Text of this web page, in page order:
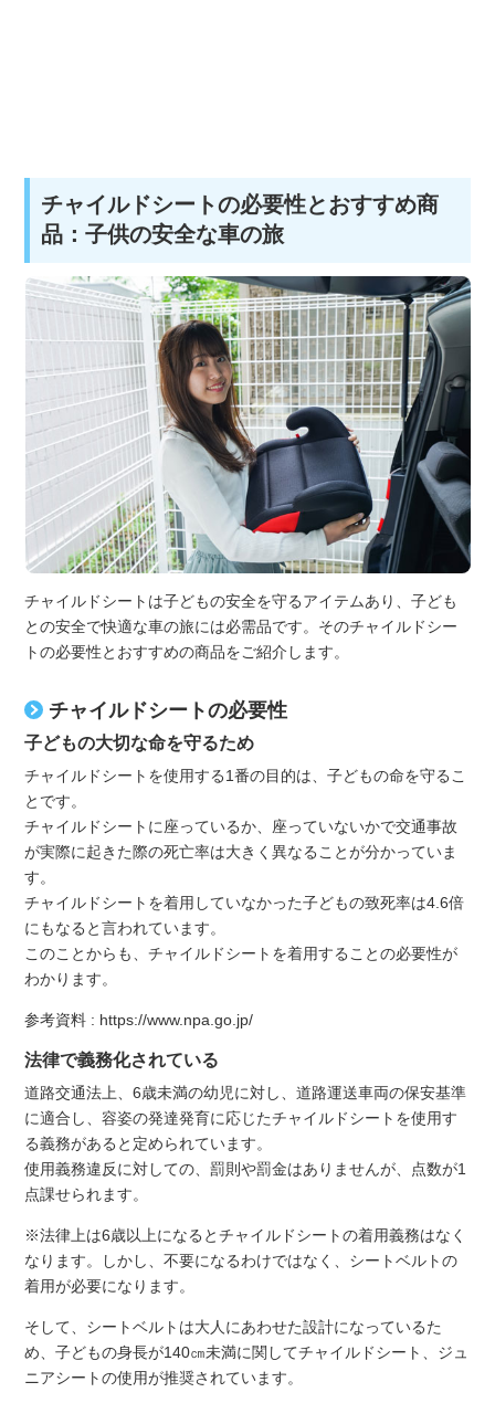
チャイルドシートの必要性とおすすめ商
品：子供の安全な車の旅
チャイルドシートは子どもの安全を守るアイテムあり、子ども
との安全で快適な車の旅には必需品です。そのチャイルドシー
トの必要性とおすすめの商品をご紹介します。
チャイルドシートの必要性
子どもの大切な命を守るため
チャイルドシートを使用する1番の目的は、子どもの命を守るこ
とです。
チャイルドシートに座っているか、座っていないかで交通事故
が実際に起きた際の死亡率は大きく異なることが分かっていま
す。
チャイルドシートを着用していなかった子どもの致死率は4.6倍
にもなると言われています。
このことからも、チャイルドシートを着用することの必要性が
わかります。
参考資料 : https://www.npa.go.jp/
法律で義務化されている
道路交通法上、6歳未満の幼児に対し、道路運送車両の保安基準
に適合し、容姿の発達発育に応じたチャイルドシートを使用す
る義務があると定められています。
使用義務違反に対しての、罰則や罰金はありませんが、点数が1
点課せられます。
※法律上は6歳以上になるとチャイルドシートの着用義務はなく
なります。しかし、不要になるわけではなく、シートベルトの
着用が必要になります。
そして、シートベルトは大人にあわせた設計になっているた
め、子どもの身長が140㎝未満に関してチャイルドシート、ジュ
ニアシートの使用が推奨されています。